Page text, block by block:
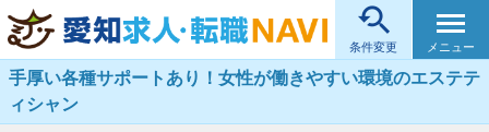

条件変更 メニュー
手厚い各種サポートあり！女性が働きやすい環境のエステテ
ィシャン